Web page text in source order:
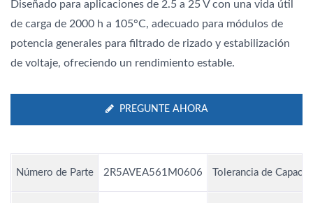
Diseñado para aplicaciones de 2.5 a 25 V con una vida útil
de carga de 2000 h a 105°C, adecuado para módulos de
potencia generales para filtrado de rizado y estabilización
de voltaje, ofreciendo un rendimiento estable.
PREGUNTE AHORA
Número de Parte 2R5AVEA561M0606 Tolerancia de